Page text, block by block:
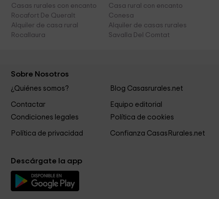
Casas rurales con encanto
Rocafort De Queralt
Casa rural con encanto
Conesa
Alquiler de casa rural
Rocallaura
Alquiler de casas rurales
Savalla Del Comtat
Sobre Nosotros
¿Quiénes somos? Blog Casasrurales.net
Contactar
Equipo editorial
Condiciones legales
Política de cookies
Política de privacidad Confianza CasasRurales.net
Descárgate la app